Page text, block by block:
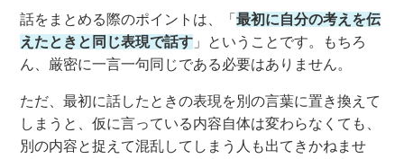
話をまとめる際のポイントは、「最初に自分の考えを伝
えたときと同じ表現で話す 」ということです。もちろ
ん、厳密に一言一句同じである必要はありません。
ただ、最初に話した ときの表現を別の言葉に置き換えて
しまうと、仮に言っている内容自体は変わらなくても
別の内容と捉えて混乱してしまう人も出てきかねませ